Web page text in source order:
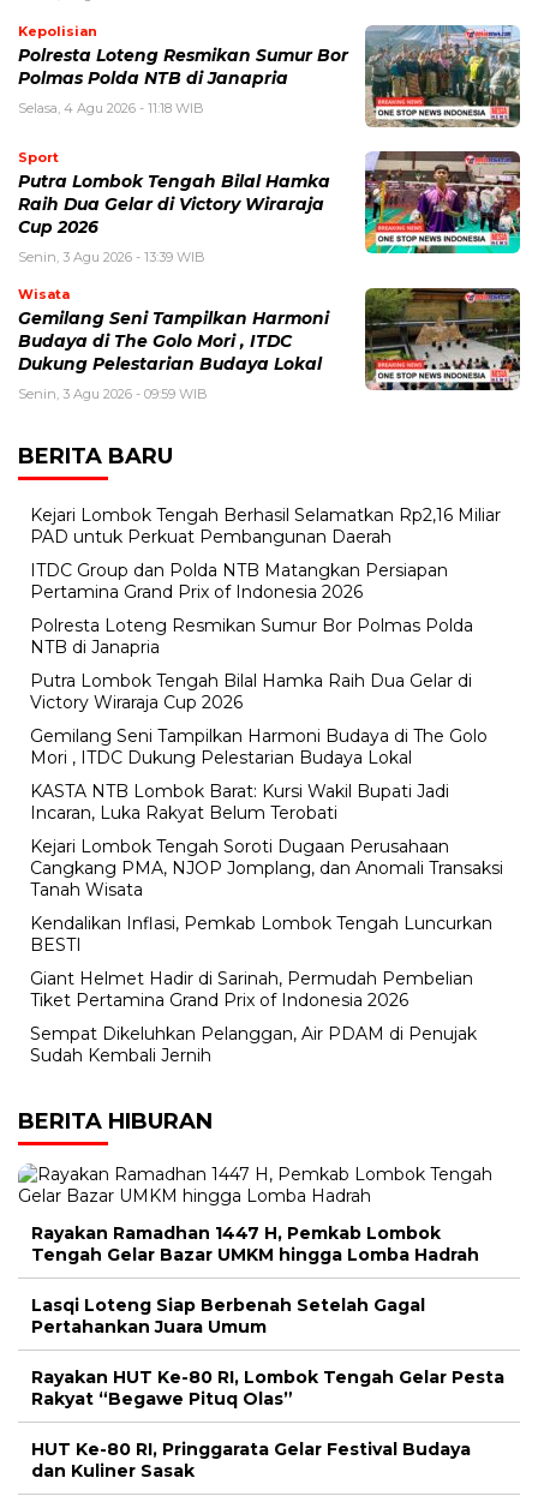
Kepolisian
Polresta Loteng Resmikan Sumur Bor
Polmas Polda NTB di Janapria
Selasa, 4 Agu 2026 - 11:18 WIB
Sport
Putra Lombok Tengah Bilal Hamka
Raih Dua Gelar di Victory Wiraraja
Cup 2026
Senin, 3 Agu 2026 - 13:39 WIB
Wisata
Gemilang Seni Tampilkan Harmoni
Budaya di The Golo Mori , ITDC
Dukung Pelestarian Budaya Lokal
Senin, 3 Agu 2026 - 09:59 WIB
BERITA BARU
Kejari Lombok Tengah Berhasil Selamatkan Rp2,16 Miliar
PAD untuk Perkuat Pembangunan Daerah
ITDC Group dan Polda NTB Matangkan Persiapan
Pertamina Grand Prix of Indonesia 2026
Polresta Loteng Resmikan Sumur Bor Polmas Polda
NTB di Janapria
Putra Lombok Tengah Bilal Hamka Raih Dua Gelar di
Victory Wiraraja Cup 2026
Gemilang Seni Tampilkan Harmoni Budaya di The Golo
Mori , ITDC Dukung Pelestarian Budaya Lokal
KASTA NTB Lombok Barat: Kursi Wakil Bupati Jadi
Incaran, Luka Rakyat Belum Terobati
Kejari Lombok Tengah Soroti Dugaan Perusahaan
Cangkang PMA, NJOP Jomplang, dan Anomali Transaksi
Tanah Wisata
Kendalikan Inflasi, Pemkab Lombok Tengah Luncurkan
BESTI
Giant Helmet Hadir di Sarinah, Permudah Pembelian
Tiket Pertamina Grand Prix of Indonesia 2026
Sempat Dikeluhkan Pelanggan, Air PDAM di Penujak
Sudah Kembali Jernih
BERITA HIBURAN
Rayakan Ramadhan 1447 H, Pemkab Lombok
Tengah Gelar Bazar UMKM hingga Lomba Hadrah
Lasqi Loteng Siap Berbenah Setelah Gagal
Pertahankan Juara Umum
Rayakan HUT Ke-80 RI, Lombok Tengah Gelar Pesta
Rakyat “Begawe Pituq Olas”
HUT Ke-80 RI, Pringgarata Gelar Festival Budaya
dan Kuliner Sasak